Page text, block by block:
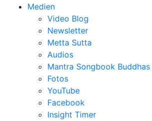
Medien
Video Blog
Newsletter
Metta Sutta
Audios
Mantra Songbook
Fotos
YouTube
Facebook
Insight Timer